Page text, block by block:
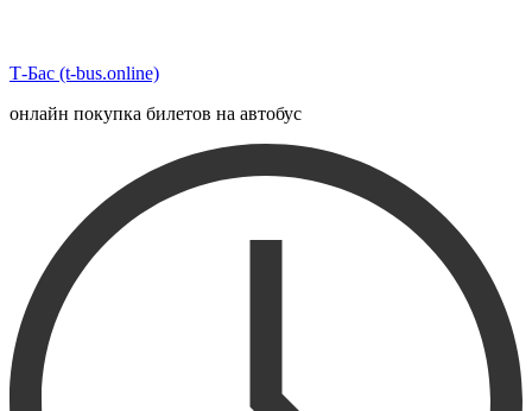
Т-Бас (t-bus.online)
онлайн покупка билетов на автобус